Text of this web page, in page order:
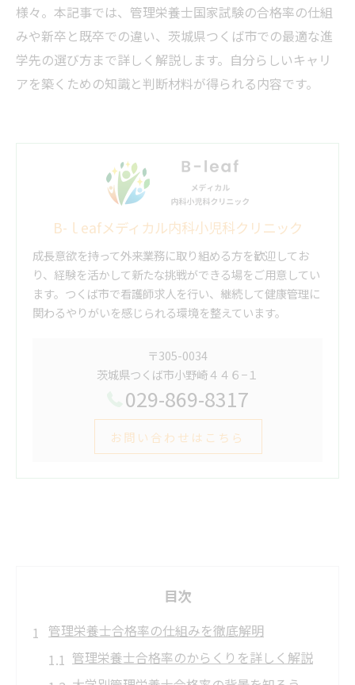
様々。本記事では、管理栄養士国家試験の合格率の仕組
みや新卒と既卒での違い、茨城県つくば市での最適な進
学先の選び方まで詳しく解説します。自分らしいキャリ
アを築くための知識と判断材料が得られる内容です。
B-ｌeafメディカル内科小児科クリニック
成長意欲を持って外来業務に取り組める方を歓迎してお
り、経験を活かして新たな挑戦ができる場をご用意してい
ます。つくば市で看護師求人を行い、継続して健康管理に
関わるやりがいを感じられる環境を整えています。
〒305-0034
茨城県つくば市小野崎４４６−１
029-869-8317
お問い合わせはこちら
目次
管理栄養士合格率の仕組みを徹底解明
管理栄養士合格率のからくりを詳しく解説